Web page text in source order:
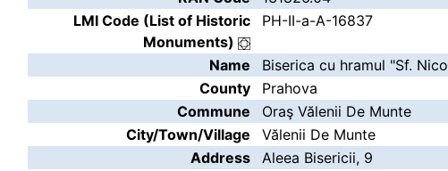
LMI Code (List of Historic
Monuments)
PH-II-a-A-16837
Name
Biserica cu hramul "Sf.
County
Prahova
Commune
Oraş Vălenii De Munte
City/Town/Village
Vălenii De Munte
Address
Aleea Bisericii, 9